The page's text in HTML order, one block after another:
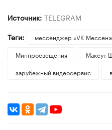
Источник: TELEGRAM
Теги:
мессенджер «VK
Минпросвещения
Максут
зарубежный видеосервис